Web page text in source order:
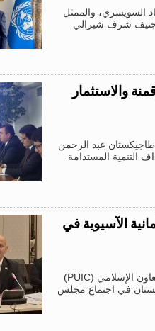
السويسري، والممثل
جنيف شرف شيرالي
والاستثمار
طاجيكستان عبد الرحمن
التنمية المستدامة
الآسيوية في
على هامش أعمال الدورة العشرين لمؤتمر اتحاد مجالس الدول الأعضاء في منظمة التعاون الإسلامي (PUIC)
في اجتماع مجلس